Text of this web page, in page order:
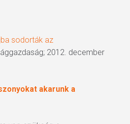
sodorták az
2012. december
akarunk a